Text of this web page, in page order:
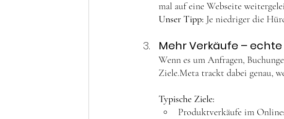
mal auf eine Webseite
Unser Tipp: Je niedriger die
Mehr Verkäufe –
Wenn es um Anfragen,
Ziele.Meta trackt dabei genau,
Typische Ziele:
Produktverkäufe im